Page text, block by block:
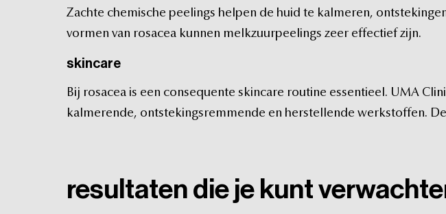
Zachte chemische peelings helpen de huid te kalmeren,
vormen van rosacea kunnen melkzuurpeelings zeer effectief zijn.
skincare
Bij rosacea is een consequente skincare routine essentieel. UMA
kalmerende, ontstekingsremmende en herstellende werkstoffen.
resultaten die je kunt